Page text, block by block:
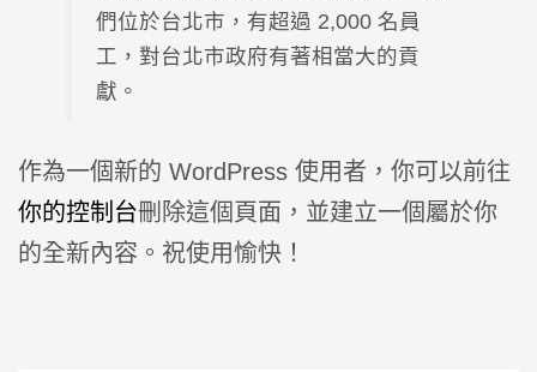
們位於台北市，有超過 2,000 名員
工，對台北市政府有著相當大的貢
獻。
作為一個新的 WordPress 使用者，你可以前往
你的控制台刪除這個頁面，並建立一個屬於你
的全新內容。祝使用愉快！